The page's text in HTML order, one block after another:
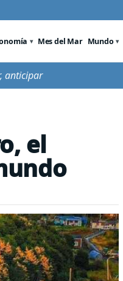
Mes del Mar Mundo
anticipar
el